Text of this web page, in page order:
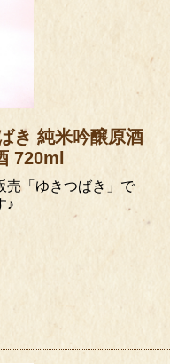
き 純米吟醸原酒
720ml
売「ゆきつばき」で
♪